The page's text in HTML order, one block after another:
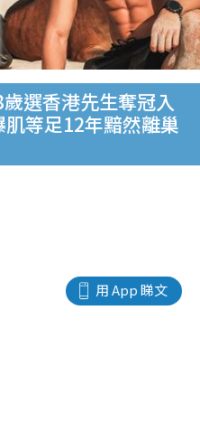
歲選香港先生奪冠入
等足12年黯然離巢
用 App 睇文